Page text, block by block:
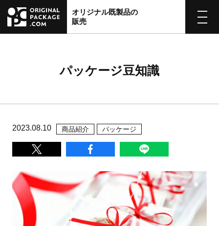
オリジナル既製品の
販売
パッケージ豆知識
2023.08.10 商品紹介 パッケージ